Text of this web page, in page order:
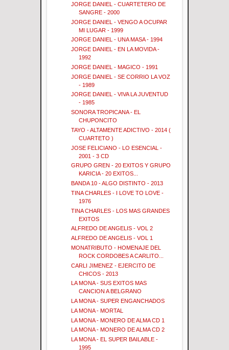
JORGE DANIEL - CUARTETERO DE
SANGRE - 2000
JORGE DANIEL - VENGO A OCUPAR
MI LUGAR - 1999
JORGE DANIEL - UNA MASA - 1994
JORGE DANIEL - EN LA MOVIDA -
1992
JORGE DANIEL - MAGICO - 1991
JORGE DANIEL - SE CORRIO LA VOZ
- 1989
JORGE DANIEL - VIVA LA JUVENTUD
- 1985
SONORA TROPICANA - EL
CHUPONCITO
TAYO - ALTAMENTE ADICTIVO - 2014 (
CUARTETO )
JOSE FELICIANO - LO ESENCIAL -
2001 - 3 CD
GRUPO GREN - 20 EXITOS Y GRUPO
KARICIA - 20 EXITOS...
BANDA 10 - ALGO DISTINTO - 2013
TINA CHARLES - I LOVE TO LOVE -
1976
TINA CHARLES - LOS MAS GRANDES
EXITOS
ALFREDO DE ANGELIS - VOL 2
ALFREDO DE ANGELIS - VOL 1
MONATRIBUTO - HOMENAJE DEL
ROCK CORDOBES A CARLITO...
CARLI JIMENEZ - EJERCITO DE
CHICOS - 2013
LA MONA - SUS EXITOS MAS
CANCION A BELGRANO
LA MONA - SUPER ENGANCHADOS
LA MONA - MORTAL
LA MONA - MONERO DE ALMA CD 1
LA MONA - MONERO DE ALMA CD 2
LA MONA - EL SUPER BAILABLE -
1995